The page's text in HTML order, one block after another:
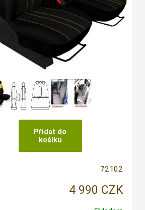
72102
4 990 CZK